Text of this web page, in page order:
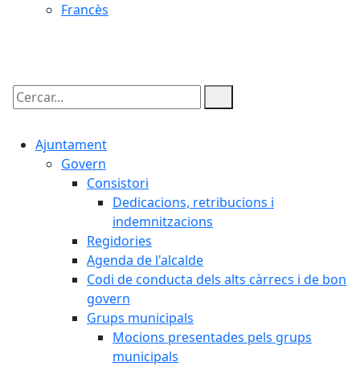
Francès
Cercar:
Ajuntament
Govern
Consistori
Dedicacions, retribucions i
indemnitzacions
Regidories
Agenda de l'alcalde
Codi de conducta dels alts càrrecs i de bon
govern
Grups municipals
Mocions presentades pels grups
municipals